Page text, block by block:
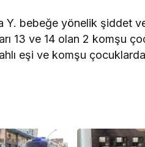
Y. bebeğe yönelik şiddet
13 ve 14 olan 2 komşu
eşi ve komşu